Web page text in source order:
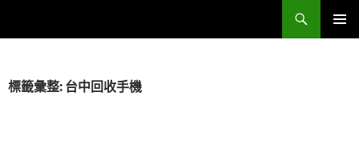
內標籤彙整: 台中回收手機